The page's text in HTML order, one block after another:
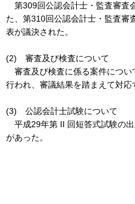
第309回公認会計士・監査審査
た、第310回公認会計士・監査審
表が議決された。
(2) 審査及び検査について
審査及び検査に係る案件につい
行われ、審議結果を踏まえて対応
(3) 公認会計士試験について
平成29年第 II 回短答式試験の
があった。